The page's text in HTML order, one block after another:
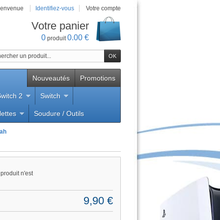
Identifiez-vous Votre compte
Votre panier
0 produit0.00 €
Promotions
Nouveautés
2 Switch
Soudure / Outils
n'est
9,90 €